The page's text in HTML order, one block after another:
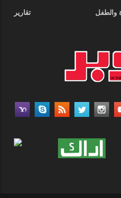
والطفل
تقارير